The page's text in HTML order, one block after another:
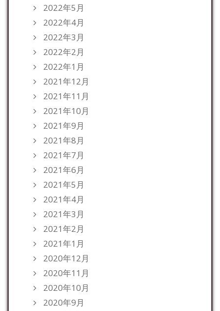
2022年5月
2022年4月
2022年3月
2022年2月
2022年1月
2021年12月
2021年11月
2021年10月
2021年9月
2021年8月
2021年7月
2021年6月
2021年5月
2021年4月
2021年3月
2021年2月
2021年1月
2020年12月
2020年11月
2020年10月
2020年9月